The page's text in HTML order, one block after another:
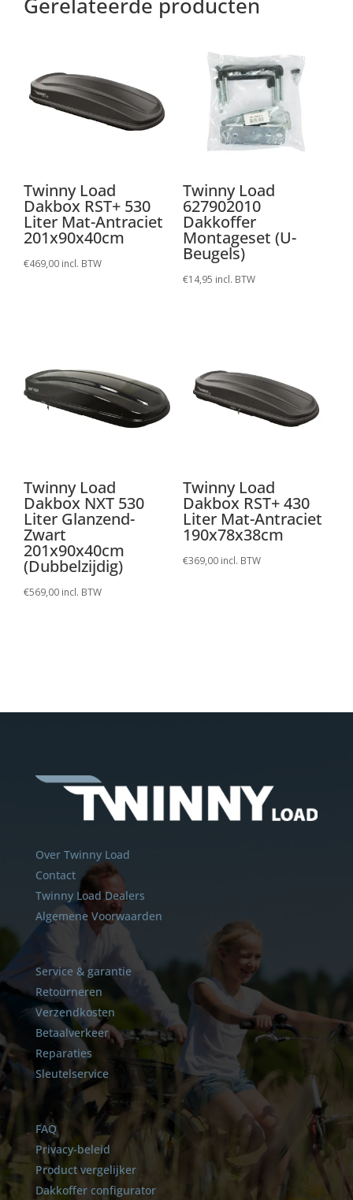
Twinny Load
Dakbox RST+ 530
Liter Mat-Antraciet
201x90x40cm
€469,00 incl. BTW
Twinny Load
627902010
Dakkoffer
Montageset (U-
Beugels)
€14,95 incl. BTW
Twinny Load
Dakbox NXT 530
Liter Glanzend-
Zwart
201x90x40cm
(Dubbelzijdig)
€569,00 incl. BTW
Twinny Load
Dakbox RST+ 430
Liter Mat-Antraciet
190x78x38cm
€369,00 incl. BTW
Over Twinny Load
Contact
Twinny Load Dealers
Algemene Voorwaarden
Service & garantie
Retourneren
Verzendkosten
Betaalverkeer
Reparaties
Sleutelservice
FAQ
Privacy-beleid
Product vergelijker
Dakkoffer configurator